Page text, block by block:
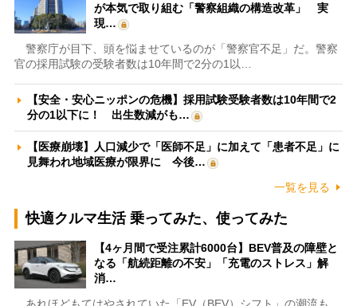
が本気で取り組む「警察組織の構造改革」 実
現…
警察庁が目下、頭を悩ませているのが「警察官不足」だ。警察
官の採用試験の受験者数は10年間で2分の1以…
【安全・安心ニッポンの危機】採用試験受験者数は10年間で2
分の1以下に！ 出生数減がも…
【医療崩壊】人口減少で「医師不足」に加えて「患者不足」に
見舞われ地域医療が限界に 今後…
一覧を見る
快適クルマ生活 乗ってみた、使ってみた
【4ヶ月間で受注累計6000台】BEV普及の障壁と
なる「航続距離の不安」「充電のストレス」解
消…